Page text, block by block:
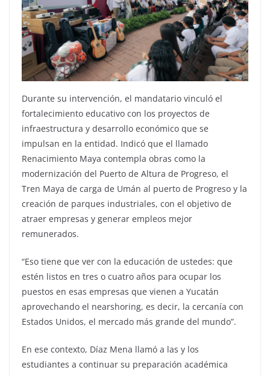
Durante su intervención, el mandatario vinculó el
fortalecimiento educativo con los proyectos de
infraestructura y desarrollo económico que se
impulsan en la entidad. Indicó que el llamado
Renacimiento Maya contempla obras como la
modernización del Puerto de Altura de Progreso, el
Tren Maya de carga de Umán al puerto de Progreso y la
creación de parques industriales, con el objetivo de
atraer empresas y generar empleos mejor
remunerados.
“Eso tiene que ver con la educación de ustedes: que
estén listos en tres o cuatro años para ocupar los
puestos en esas empresas que vienen a Yucatán
aprovechando el nearshoring, es decir, la cercanía con
Estados Unidos, el mercado más grande del mundo”.
En ese contexto, Díaz Mena llamó a las y los
estudiantes a continuar su preparación académica